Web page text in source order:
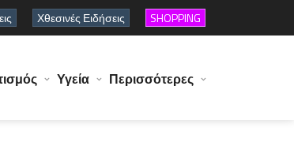
Χθεσινές Ειδήσεις SHOPPING
Υγεία Περισσότερες